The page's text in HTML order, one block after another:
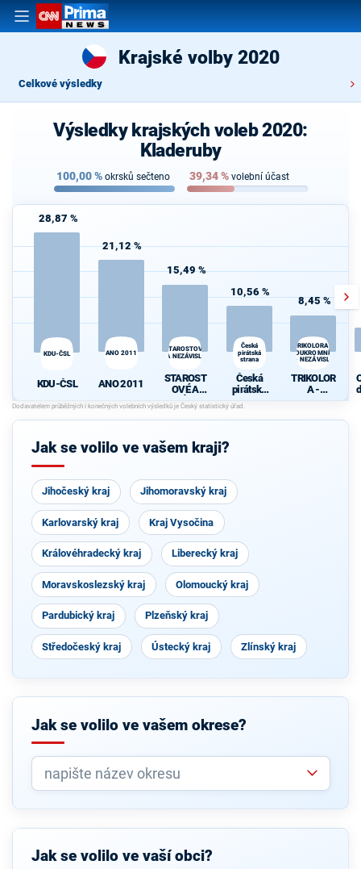
Krajské volby 2020
Celkové výsledky
Výsledky krajských voleb 2020:
Kladeruby
100,00% okrsků sečteno 39,34% volební účast
28,87 %
KDU-ČSL
KDU-ČSL
21,12 %
ANO 2011
ANO 2011
15,49 %
STAROSTOVÉ
A NEZÁVISLÍ
STAROST
OVÉ A
NEZÁVISL
Í
10,56 %
Česká
pirátská
strana
Česká
pirátská
strana
8,45 %
TRIKOLORA -
SOUKROMNÍCI
- NEZÁVISLÍ
TRIKOLOR
A -
SOUKRO
NEZÁVISL
Jak se volilo ve vašem kraji?
Jihočeský kraj Jihomoravský kraj
Karlovarský kraj Kraj Vysočina
Královéhradecký kraj Liberecký kraj
Moravskoslezský kraj Olomoucký kraj
Pardubický kraj Plzeňský kraj
Středočeský kraj Ústecký kraj Zlínský kraj
Jak se volilo ve vašem okrese?
Jak se volilo ve vaší obci?